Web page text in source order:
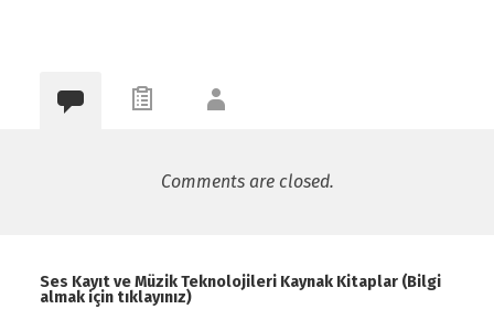
Comments are closed.
Ses Kayıt ve Müzik Teknolojileri Kaynak Kitaplar (Bilgi
almak için tıklayınız)